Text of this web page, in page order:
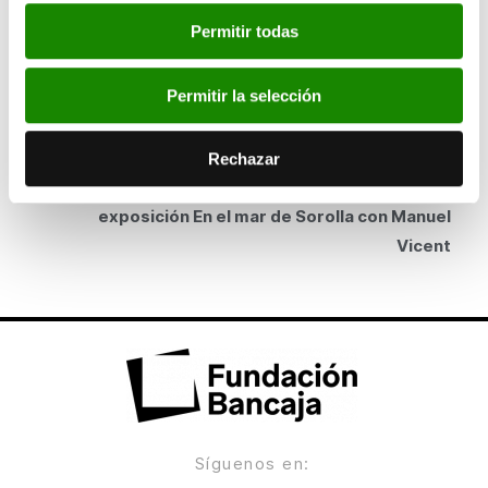
Permitir todas
Permitir la selección
Rechazar
ANTERIOR
Escolares de Valencia recuperan la escritura
epistolar en los talleres didácticos de la
exposición En el mar de Sorolla con Manuel
Vicent
La exposición Sueños cromáticos de Nanda
Botella abre mañana sus puertas en la Fundación
Bancaja
Síguenos en: